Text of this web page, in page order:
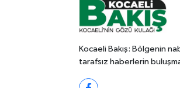
Kocaeli Bakış: Bölgenin
tarafsız haberlerin